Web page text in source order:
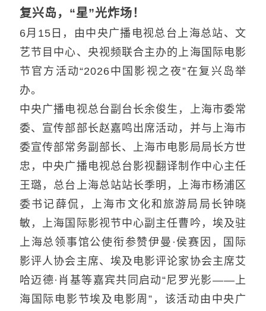
复兴岛，“星”光炸场！
6月15日，由中央广播电视总台上海总站、文
艺节目中心、央视频联合主办的上海国际电影
节官方活动“2026中国影视之夜”在复兴岛举
办。
中央广播电视总台副台长余俊生，上海市委常
委、宣传部部长赵嘉鸣出席活动，并与上海市
委宣传部常务副部长、上海市电影局局长方世
忠，中央广播电视总台影视翻译制作中心主任
王璐，总台上海总站站长季明，上海市杨浦区
委书记薛侃，上海市文化和旅游局局长钟晓
敏，上海国际影视节中心副主任曹吟，埃及驻
上海总领事馆公使衔参赞伊曼·侯赛因，国际
影评人协会主席、埃及电影评论家协会主席艾
哈迈德·肖基等嘉宾共同启动“尼罗光影——上
海国际电影节埃及电影周”，该活动由中央广